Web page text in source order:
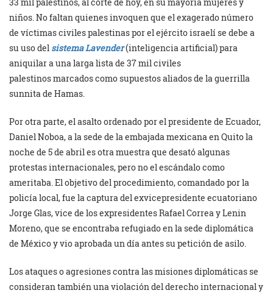
niños. No faltan quienes invoquen que el exagerado número
de víctimas civiles palestinas por el ejército israelí se debe a
su uso del sistema Lavender(inteligencia artificial) para
aniquilar a una larga lista de 37 mil civiles
palestinos marcados como supuestos aliados de la guerrilla
sunnita de Hamas.
Por otra parte, el asalto ordenado por el presidente de Ecuador,
Daniel Noboa, a la sede de la embajada mexicana en Quito la
noche de 5 de abril es otra muestra que desató algunas
protestas internacionales, pero no el escándalo como
ameritaba. El objetivo del procedimiento, comandado por la
policía local, fue la captura del exvicepresidente ecuatoriano
Jorge Glas, vice de los expresidentes Rafael Correa y Lenin
Moreno, que se encontraba refugiado en la sede diplomática
de México y vio aprobada un día antes su petición de asilo.
Los ataques o agresiones contra las misiones diplomáticas se
consideran también una violación del derecho internacional y